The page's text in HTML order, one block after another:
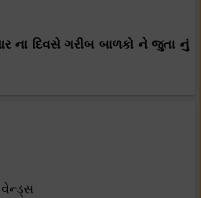
ના દિવસે ગરીબ બાળકો ને જુતા નું